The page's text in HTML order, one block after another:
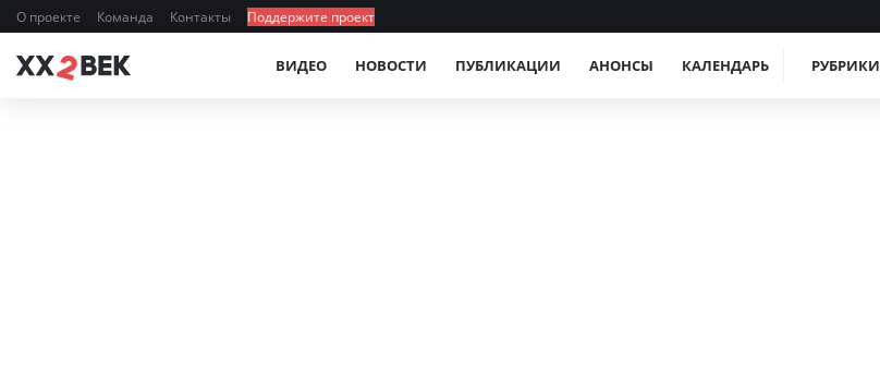
О проекте Команда Контакты Поддержите проект
ВИДЕО НОВОСТИ ПУБЛИКАЦИИ АНОНСЫ КАЛЕНДАРЬ РУБРИКИ